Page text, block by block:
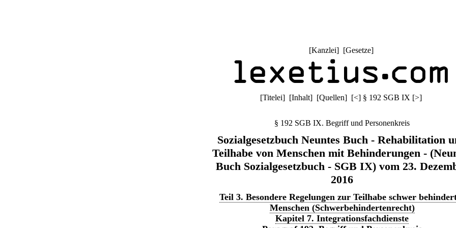
[Kanzlei] [Gesetze]
[Titelei] [Inhalt] [Quellen] [<] § 192 SGB IX [>]
§ 192 SGB IX. Begriff und Personenkreis
Sozialgesetzbuch Neuntes Buch - Rehabilitation
Teilhabe von Menschen mit Behinderungen -
Buch Sozialgesetzbuch - SGB IX) vom 23.
2016
Teil 3. Besondere Regelungen zur Teilhabe schwer
Menschen (Schwerbehindertenrecht)
Kapitel 7. Integrationsfachdienste